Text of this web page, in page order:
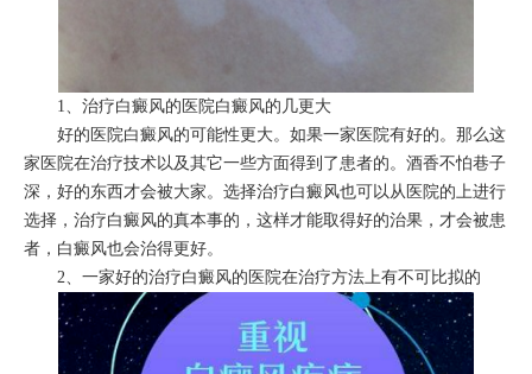
1、治疗白癜风的医院白癜风的几更大
好的医院白癜风的可能性更大。如果一家医院有好的。那么这
家医院在治疗技术以及其它一些方面得到了患者的。酒香不怕巷子
深，好的东西才会被大家。选择治疗白癜风也可以从医院的上进行
选择，治疗白癜风的真本事的，这样才能取得好的治果，才会被患
者，白癜风也会治得更好。
2、一家好的治疗白癜风的医院在治疗方法上有不可比拟的